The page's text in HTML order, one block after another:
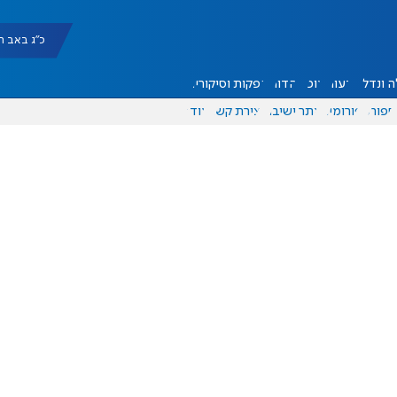
כ"ג באב תשפ"ו
ונדל"ן דעות אוכל יהדות הפקות וסיקורים
ספורט פורומים אתר ישיבה יצירת קשר עוד